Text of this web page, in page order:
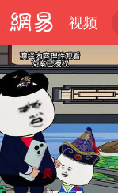
视频